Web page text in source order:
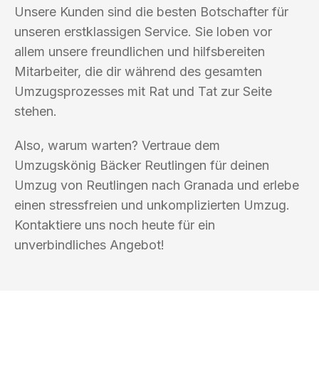
Unsere Kunden sind die besten Botschafter für
unseren erstklassigen Service. Sie loben vor
allem unsere freundlichen und hilfsbereiten
Mitarbeiter, die dir während des gesamten
Umzugsprozesses mit Rat und Tat zur Seite
stehen.
Also, warum warten? Vertraue dem
Umzugskönig Bäcker Reutlingen für deinen
Umzug von Reutlingen nach Granada und erlebe
einen stressfreien und unkomplizierten Umzug.
Kontaktiere uns noch heute für ein
unverbindliches Angebot!